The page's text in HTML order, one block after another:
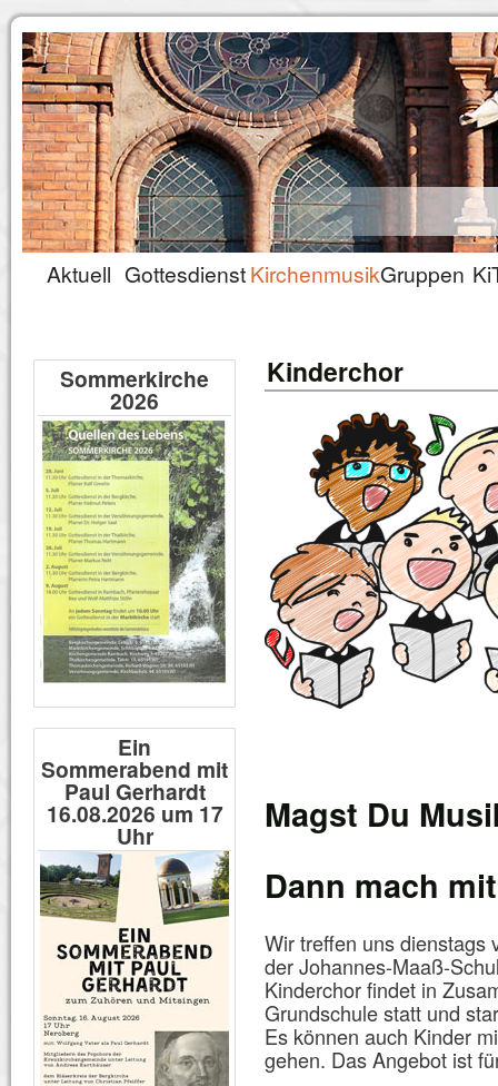
Aktuell GottesdienstKirchenmusikGruppen
Kinderchor
Magst Du
Dann mach
Wir treffen uns dienstags
der Johannes-Maaß-
Kinderchor findet in
Grundschule statt und
Es können auch Kinder
gehen. Das Angebot ist
Sommerkirche
2026
Ein
Sommerabend mit
Paul Gerhardt
16.08.2026 um 17
Uhr